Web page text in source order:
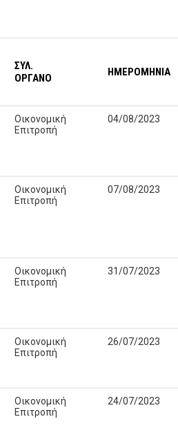
ΣΥΛ.
ΟΡΓΑΝΟ
ΗΜΕΡΟΜΗΝΙΑ
Οικονομική
Επιτροπή
04/08/2023
Οικονομική
Επιτροπή
07/08/2023
Οικονομική
Επιτροπή
31/07/2023
Οικονομική
Επιτροπή
26/07/2023
Οικονομική
Επιτροπή
24/07/2023